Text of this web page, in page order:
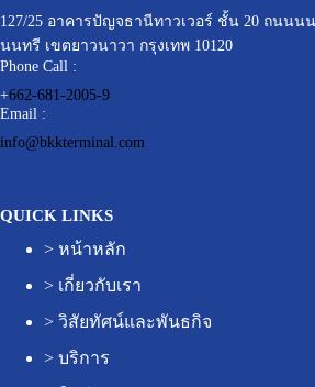
127/25 อาคารปัญจธานีทาวเวอร์ ชั้น 20 ถนนน
นนทรี เขตยาวนาวา กรุงเทพ 10120
Phone Call :
+662-681-2005-9
Email :
info@bkkterminal.com
QUICK LINKS
> หน้าหลัก
> เกี่ยวกับเรา
> วิสัยทัศน์และพันธกิจ
> บริการ